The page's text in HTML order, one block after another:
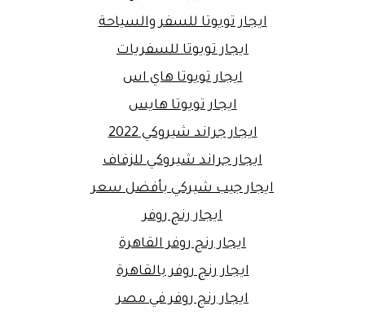
ايجار تويوتا للسفر والسياحة
ايجار تويوتا للسفريات
ايجار تويوتا هاي اس
ايجار تويوتا هايس
ايجار جراند شيروكي 2022
ايجار جراند شيروكي للزفاف
ايجار جيب شيركي بأفضل سعر
ايجار رنج روفر
ايجار رنج روفر القاهرة
ايجار رنج روفر بالقاهرة
ايجار رنج روفر في مصر